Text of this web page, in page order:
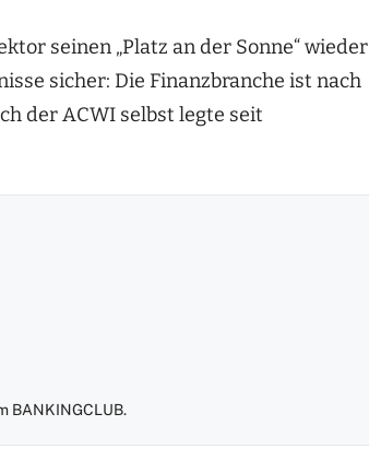
seinen „Platz an der Sonne“ wieder
sicher: Die Finanzbranche ist nach
der ACWI selbst legte seit
BANKINGCLUB.